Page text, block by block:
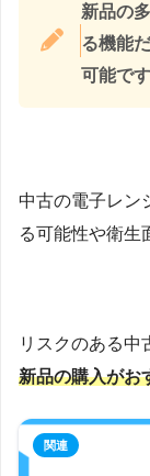
新品の
る機能
可能です
中古の電子レン
る可能性や衛生
リスクのある中
新品の購入がお